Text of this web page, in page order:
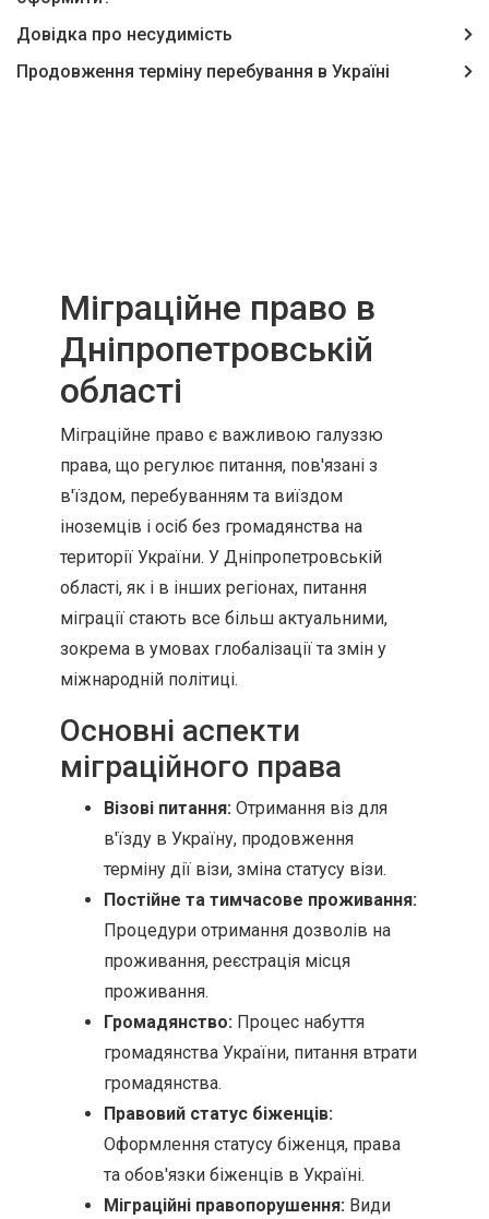
Довідка про несудимість
Продовження терміну перебування в Україні
Міграційне право в
Дніпропетровській
області
Міграційне право є важливою галуззю
права, що регулює питання, пов'язані з
в'їздом, перебуванням та виїздом
іноземців і осіб без громадянства на
території України. У Дніпропетровській
області, як і в інших регіонах, питання
міграції стають все більш актуальними,
зокрема в умовах глобалізації та змін у
міжнародній політиці.
Основні аспекти
міграційного права
Візові питання: Отримання віз для
в'їзду в Україну, продовження
терміну дії візи, зміна статусу візи.
Постійне та тимчасове проживання:
Процедури отримання дозволів на
проживання, реєстрація місця
проживання.
Громадянство: Процес набуття
громадянства України, питання втрати
громадянства.
Правовий статус біженців:
Оформлення статусу біженця, права
та обов'язки біженців в Україні.
Міграційні правопорушення: Види